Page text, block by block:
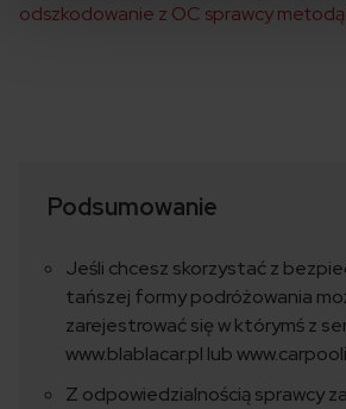
odszkodowanie z OC sprawcy
Podsumowanie
Jeśli chcesz skorzystać z
tańszej formy podróżowania
zarejestrować się w którymś z
www.blablacar.pl lub
Z odpowiedzialnością sprawcy